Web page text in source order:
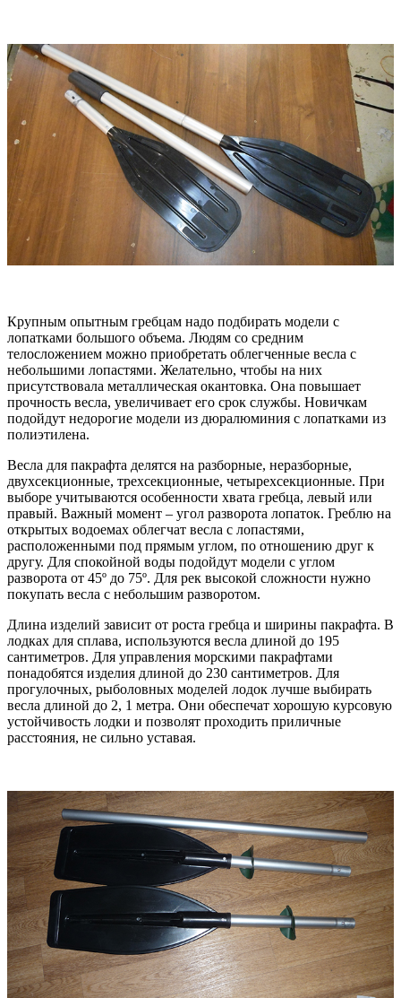
Крупным опытным гребцам надо подбирать модели с
лопатками большого объема. Людям со средним
телосложением можно приобретать облегченные весла с
небольшими лопастями. Желательно, чтобы на них
присутствовала металлическая окантовка. Она повышает
прочность весла, увеличивает его срок службы. Новичкам
подойдут недорогие модели из дюралюминия с лопатками из
полиэтилена.
Весла для пакрафта делятся на разборные, неразборные,
двухсекционные, трехсекционные, четырехсекционные. При
выборе учитываются особенности хвата гребца, левый или
правый. Важный момент – угол разворота лопаток. Греблю на
открытых водоемах облегчат весла с лопастями,
расположенными под прямым углом, по отношению друг к
другу. Для спокойной воды подойдут модели с углом
разворота от 45º до 75º. Для рек высокой сложности нужно
покупать весла с небольшим разворотом.
Длина изделий зависит от роста гребца и ширины пакрафта. В
лодках для сплава, используются весла длиной до 195
сантиметров. Для управления морскими пакрафтами
понадобятся изделия длиной до 230 сантиметров. Для
прогулочных, рыболовных моделей лодок лучше выбирать
весла длиной до 2, 1 метра. Они обеспечат хорошую курсовую
устойчивость лодки и позволят проходить приличные
расстояния, не сильно уставая.